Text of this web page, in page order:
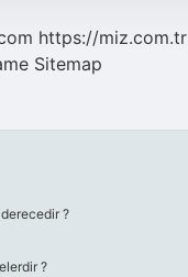
https://miz.com.tr
Sitemap
?
?